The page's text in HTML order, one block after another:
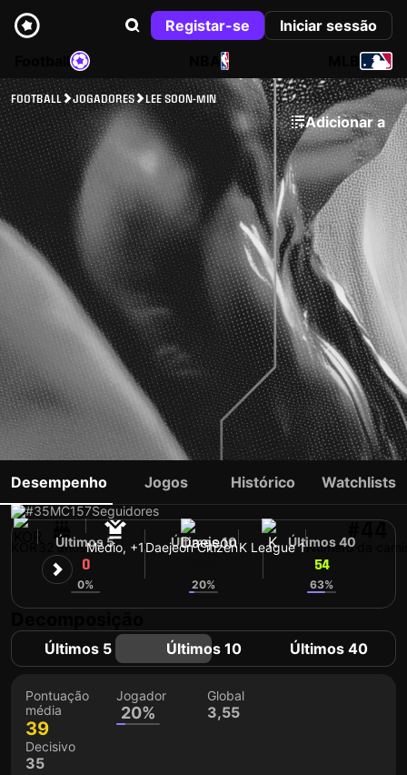
Registar-se
Iniciar sessão
NBA
FOOTBALL JOGADORES LEE SOON-MIN
Adicionar a
LEE SOON-MIN
#35MC157Seguidores
32 anosMédio, +1 Daejeon CitizenK League 1
#44
Número da
Desempenho Jogos Histórico Watchlists
Últimos 5
0
0%
Últimos 10
20%
Últimos 40
54
63%
Últimos 5 Últimos 10 Últimos 40
Pontuação
média
39
Jogador
20%
Global
3,55
Decisivo
35